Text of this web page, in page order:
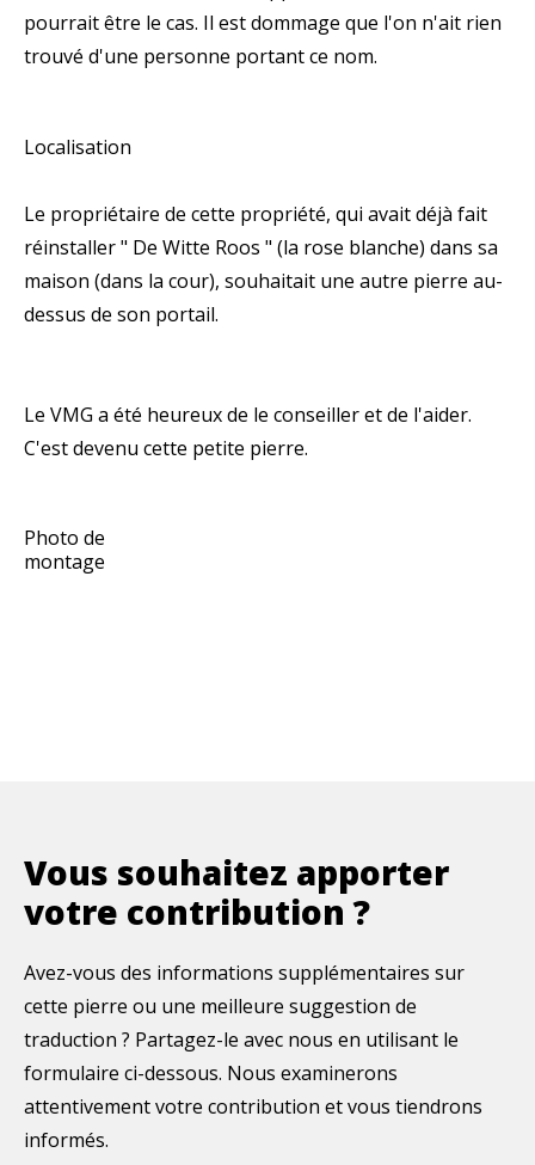
pourrait être le cas. Il est dommage que l'on n'ait rien
trouvé d'une personne portant ce nom.
Localisation
Le propriétaire de cette propriété, qui avait déjà fait
réinstaller " De Witte Roos " (la rose blanche) dans sa
maison (dans la cour), souhaitait une autre pierre au-
dessus de son portail.
Le VMG a été heureux de le conseiller et de l'aider.
C'est devenu cette petite pierre.
Photo de
montage
Vous souhaitez apporter
votre contribution ?
Avez-vous des informations supplémentaires sur
cette pierre ou une meilleure suggestion de
traduction ? Partagez-le avec nous en utilisant le
formulaire ci-dessous. Nous examinerons
attentivement votre contribution et vous tiendrons
informés.